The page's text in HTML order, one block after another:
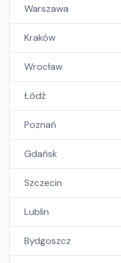
Warszawa
Kraków
Wrocław
Łódź
Poznań
Gdańsk
Szczecin
Lublin
Bydgoszcz